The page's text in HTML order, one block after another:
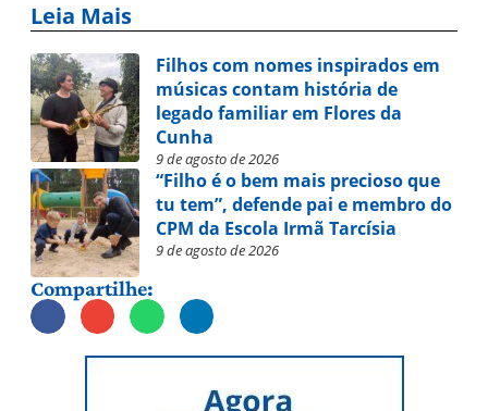
Leia Mais
Filhos com nomes inspirados em
músicas contam história de
legado familiar em Flores da
Cunha
9 de agosto de 2026
“Filho é o bem mais precioso que
tu tem”, defende pai e membro do
CPM da Escola Irmã Tarcísia
9 de agosto de 2026
Compartilhe: